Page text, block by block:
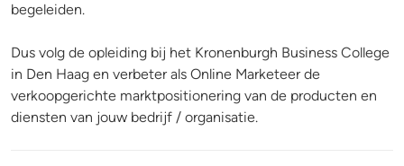
begeleiden.
Dus volg de opleiding bij het Kronenburgh Business College
in Den Haag en verbeter als Online Marketeer de
verkoopgerichte marktpositionering van de producten en
diensten van jouw bedrijf / organisatie.